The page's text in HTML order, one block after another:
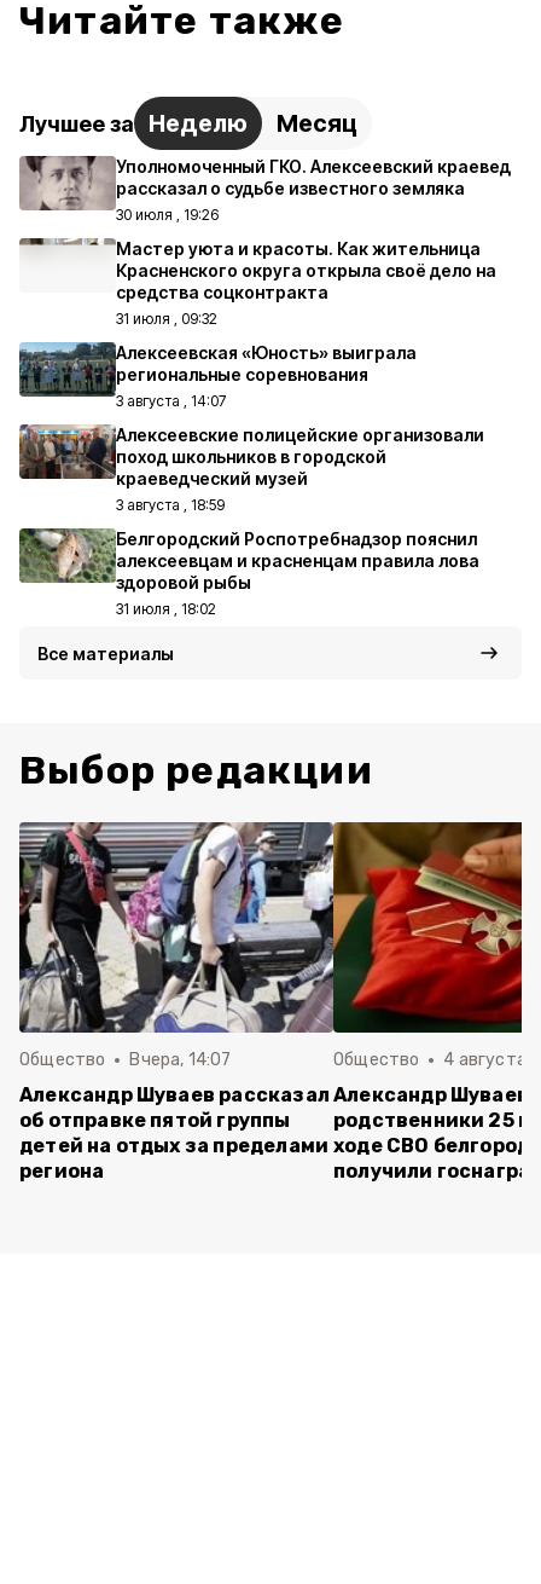
Читайте также
Лучшее за Неделю Месяц
Уполномоченный ГКО. Алексеевский краевед
рассказал о судьбе известного земляка
30 июля , 19:26
Мастер уюта и красоты. Как жительница
Красненского округа открыла своё дело на
средства соцконтракта
31 июля , 09:32
Алексеевская «Юность» выиграла
региональные соревнования
3 августа , 14:07
Алексеевские полицейские организовали
поход школьников в городской
краеведческий музей
3 августа , 18:59
Белгородский Роспотребнадзор пояснил
алексеевцам и красненцам правила лова
здоровой рыбы
31 июля , 18:02
Все материалы
Выбор редакции
Общество Вчера, 14:07
Александр Шуваев рассказал
об отправке пятой группы
детей на отдых за пределами
региона
Общество 4 августа ,
Александр Шуваев:
родственники 25
ходе СВО
получили